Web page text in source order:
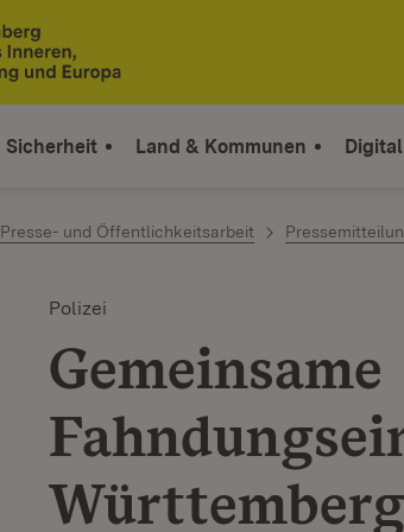
Sicherheit Land & Kommunen
Presse- und Öffentlichkeitsarbeit
Polizei
Gemeinsame